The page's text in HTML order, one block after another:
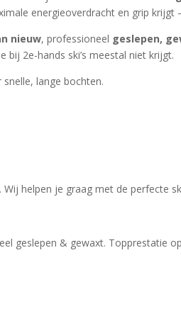
energieoverdracht en grip krijgt
nieuw, professioneel geslepen,
bij 2e-hands ski’s meestal niet krijgt.
lange bochten.
. Wij helpen je graag met de perfecte
geslepen & gewaxt. Topprestatie